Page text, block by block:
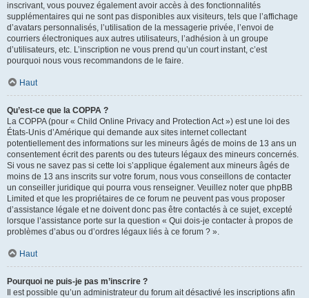
inscrivant, vous pouvez également avoir accès à des fonctionnalités
supplémentaires qui ne sont pas disponibles aux visiteurs, tels que l’affichage
d’avatars personnalisés, l’utilisation de la messagerie privée, l’envoi de
courriers électroniques aux autres utilisateurs, l’adhésion à un groupe
d’utilisateurs, etc. L’inscription ne vous prend qu’un court instant, c’est
pourquoi nous vous recommandons de le faire.
Haut
Qu’est-ce que la COPPA ?
La COPPA (pour « Child Online Privacy and Protection Act ») est une loi des
États-Unis d’Amérique qui demande aux sites internet collectant
potentiellement des informations sur les mineurs âgés de moins de 13 ans un
consentement écrit des parents ou des tuteurs légaux des mineurs concernés.
Si vous ne savez pas si cette loi s’applique également aux mineurs âgés de
moins de 13 ans inscrits sur votre forum, nous vous conseillons de contacter
un conseiller juridique qui pourra vous renseigner. Veuillez noter que phpBB
Limited et que les propriétaires de ce forum ne peuvent pas vous proposer
d’assistance légale et ne doivent donc pas être contactés à ce sujet, excepté
lorsque l’assistance porte sur la question « Qui dois-je contacter à propos de
problèmes d’abus ou d’ordres légaux liés à ce forum ? ».
Haut
Pourquoi ne puis-je pas m’inscrire ?
Il est possible qu’un administrateur du forum ait désactivé les inscriptions afin